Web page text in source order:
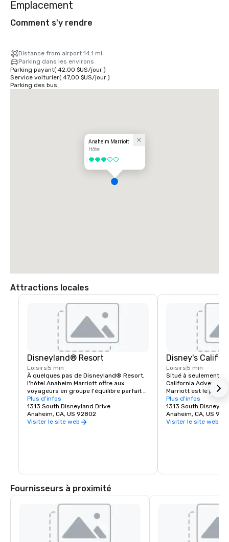
Emplacement
Comment s'y rendre
Distance from airport 14.1 mi
Parking dans les environs
Parking payant( 42,00 $US/jour)
Service voiturier( 47,00 $US/jour)
Parking des bus
Anaheim Marriott
Hôtel
3 sur 5
Attractions locales
Disneyland® Resort
Loisirs 5 min
À quelques pas de Disneyland® Resort,
l'hôtel Anaheim Marriott offre aux
voyageurs en groupe l'équilibre parfait
entre affaires et enchantement : des
journées productives et des nuits
inoubliables au cœur de la magie.
Plus d'infos
1313 South Disneyland Drive
Anaheim, CA, US 92802
Visiter le site web
Disney's
Loisirs 5 min
Situé à seulement
California
Marriott est le point
des expériences de
réunions fluides et
heures de bureau, le
minutes de marche
Plus d'infos
1313 South
Anaheim, CA, US
Visiter le site web
Fournisseurs à proximité